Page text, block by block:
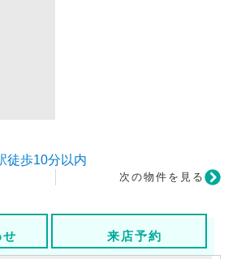
徒歩10分以内
次の物件を見る
来店予約